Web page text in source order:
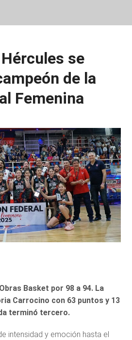
se
de la
Femenina
Basket por 98 a 94. La
Carrocino con 63 puntos y 13
terminó tercero.
intensidad y emoción hasta el